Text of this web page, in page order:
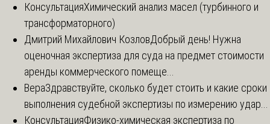
КонсультацияХимический анализ масел (турбинного и
трансформаторного)
Дмитрий Михайлович КозловДобрый день! Нужна
оценочная экспертиза для суда на предмет стоимости
аренды коммерческого помеще...
ВераЗдравствуйте, сколько будет стоить и какие сроки
выполнения судебной экспертизы по измерению удар...
КонсультацияФизико-химическая экспертиза по